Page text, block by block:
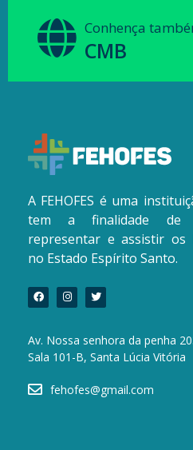
Conhença
CMB
A FEHOFES é uma
tem a finalidade de
representar e assistir os
no Estado Espírito Santo.
Av. Nossa senhora da penha
Sala 101-B, Santa Lúcia Vitória
fehofes@gmail.com